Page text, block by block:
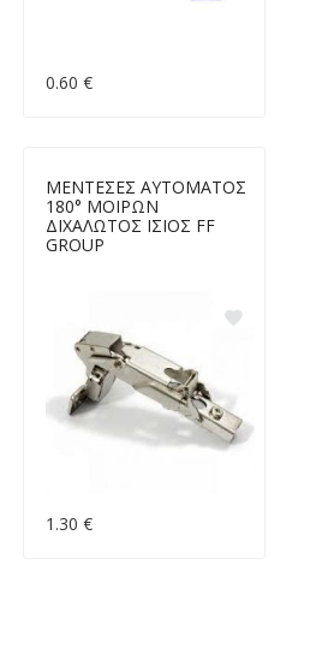
0.60 €
ΜΕΝΤΕΣΕΣ ΑΥΤΟΜΑΤΟΣ
180° ΜΟΙΡΩΝ
ΔΙΧΑΛΩΤΟΣ ΙΣΙΟΣ FF
GROUP
1.30 €